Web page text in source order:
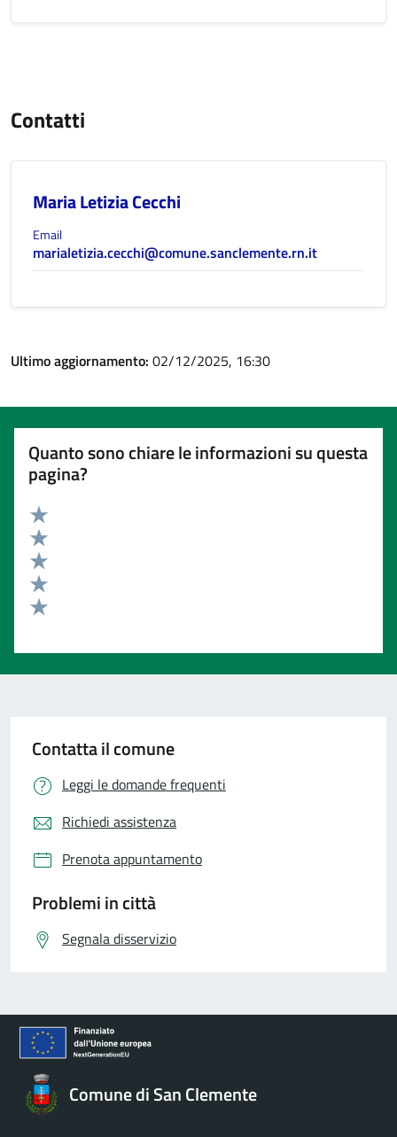
Contatti
Maria Letizia Cecchi
Email
marialetizia.cecchi@comune.sanclemente.rn.it
Ultimo aggiornamento: 02/12/2025, 16:30
Quanto sono chiare le informazioni su questa
pagina?
Valuta 5 stelle su 5
Valuta 4 stelle su 5
Valuta 3 stelle su 5
Valuta 2 stelle su 5
Contatta il comune
Leggi le domande frequenti
Richiedi assistenza
Prenota appuntamento
Problemi in città
Segnala disservizio
Comune di San Clemente